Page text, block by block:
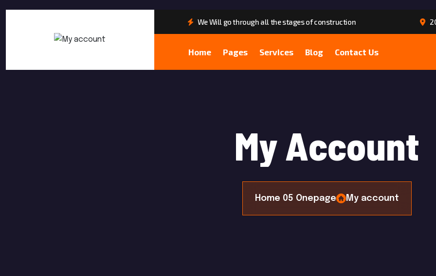
We Will go through all the stages of construction
Home Pages Services Blog Contact Us
MyAccount
Home 05 Onepage My account